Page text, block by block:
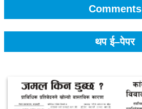
Comments
थप ई–पेपर